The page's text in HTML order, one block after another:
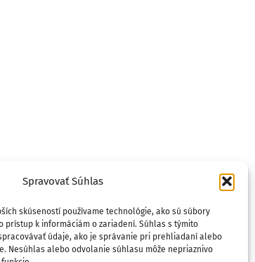
Spravovať Súhlas
skúseností používame technológie, ako sú súbory
prístup k informáciám o zariadení. Súhlas s týmito
údaje, ako je správanie pri prehliadaní alebo
Nesúhlas alebo odvolanie súhlasu môže nepriaznivo